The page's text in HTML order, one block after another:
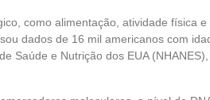
como alimentação, atividade física e
dados de 16 mil americanos com
Saúde e Nutrição dos EUA